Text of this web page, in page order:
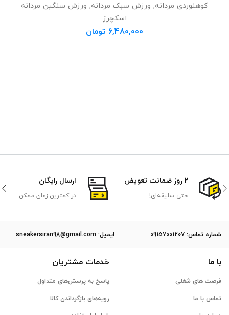
کوهنوردی مردانه, ورزش سبک مردانه, ورزش سنگین مردانه
اسکچرز
6,480,000 تومان
2 روز ضمانت تعویض
حتی سلیقه‌ای!
ارسال رایگان
در کمترین زمان ممکن
ﺷﻤﺎره ﺗﻤﺎس: 09157001207 ایمیل: sneakersiran98@gmail.com
با ما
فرصت های شغلی
تماس با ما
خدمات مشتریان
پاسخ به پرسش‌های متداول
رویه‌های بازگرداندن کالا